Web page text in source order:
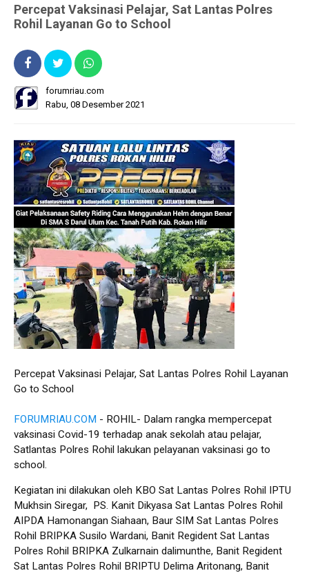
Percepat Vaksinasi Pelajar, Sat Lantas Polres
Rohil Layanan Go to School
forumriau.com
Rabu, 08 Desember 2021
Percepat Vaksinasi Pelajar, Sat Lantas Polres Rohil Layanan
Go to School
FORUMRIAU.COM - ROHIL- Dalam rangka mempercepat
vaksinasi Covid-19 terhadap anak sekolah atau pelajar,
Satlantas Polres Rohil lakukan pelayanan vaksinasi go to
school.
Kegiatan ini dilakukan oleh KBO Sat Lantas Polres Rohil IPTU
Mukhsin Siregar, PS. Kanit Dikyasa Sat Lantas Polres Rohil
AIPDA Hamonangan Siahaan, Baur SIM Sat Lantas Polres
Rohil BRIPKA Susilo Wardani, Banit Regident Sat Lantas
Polres Rohil BRIPKA Zulkarnain dalimunthe, Banit Regident
Sat Lantas Polres Rohil BRIPTU Delima Aritonang, Banit